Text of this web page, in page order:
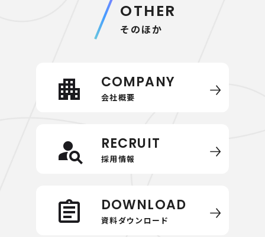
OTHER
そのほか
COMPANY
会社概要
RECRUIT
採用情報
DOWNLOAD
資料ダウンロード